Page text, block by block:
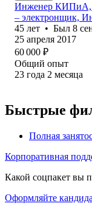
Инженер КИПиА,
– электронщик,
45 лет • Был 8
25 апреля 2017
60 000 ₽
Общий опыт
23 года 2 месяца
Быстрые
Полная
Корпоративная
Какой соцпакет вы
Оформляйте